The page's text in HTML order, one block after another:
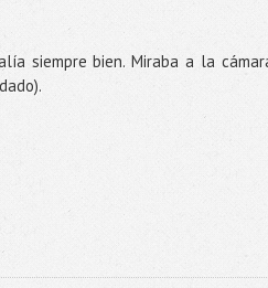
siempre bien. Miraba a la